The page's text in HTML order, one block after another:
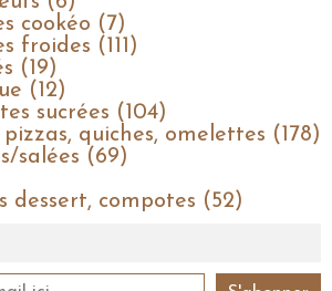
cookéo (7)
froides (111)
(19)
(12)
sucrées (104)
pizzas, quiches, omelettes (178)
salées (69)
dessert, compotes (52)